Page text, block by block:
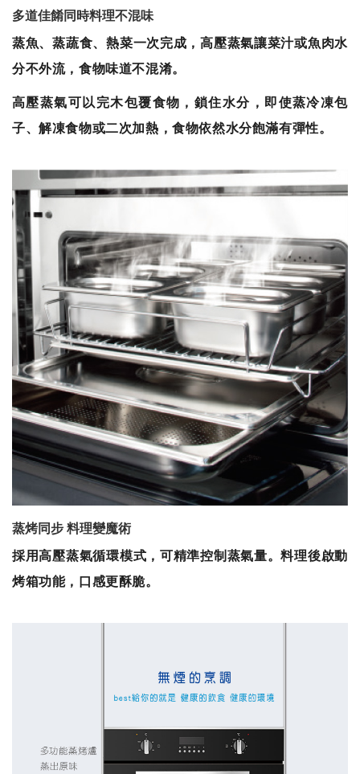
多道佳餚同時料理不混味
蒸魚、蒸蔬食、熱菜一次完成，高壓蒸氣讓菜汁或魚肉水
分不外流，食物味道不混淆。
高壓蒸氣可以完木包覆食物，鎖住水分，即使蒸冷凍包
子、解凍食物或二次加熱，食物依然水分飽滿有彈性。
蒸烤同步 料理變魔術
採用高壓蒸氣循環模式，可精準控制蒸氣量。料理後啟動
烤箱功能，口感更酥脆。